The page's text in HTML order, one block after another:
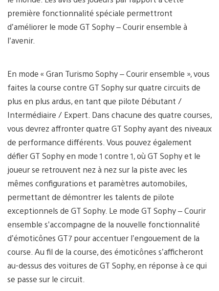
première fonctionnalité spéciale permettront
d’améliorer le mode GT Sophy – Courir ensemble à
l’avenir.
En mode « Gran Turismo Sophy – Courir ensemble », vous
faites la course contre GT Sophy sur quatre circuits de
plus en plus ardus, en tant que pilote Débutant /
Intermédiaire / Expert. Dans chacune des quatre courses,
vous devrez affronter quatre GT Sophy ayant des niveaux
de performance différents. Vous pouvez également
défier GT Sophy en mode 1 contre 1, où GT Sophy et le
joueur se retrouvent nez à nez sur la piste avec les
mêmes configurations et paramètres automobiles,
permettant de démontrer les talents de pilote
exceptionnels de GT Sophy. Le mode GT Sophy – Courir
ensemble s’accompagne de la nouvelle fonctionnalité
d’émoticônes GT7 pour accentuer l’engouement de la
course. Au fil de la course, des émoticônes s’afficheront
au-dessus des voitures de GT Sophy, en réponse à ce qui
se passe sur le circuit.